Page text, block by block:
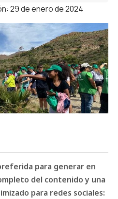
29 de enero de 2024
para generar en
del contenido y una
para redes sociales: